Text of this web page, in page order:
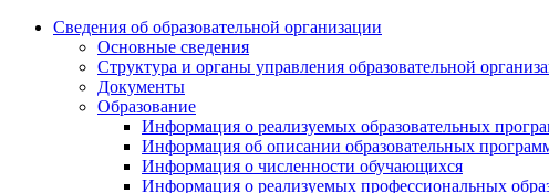
Сведения об образовательной организации
Основные сведения
Структура и органы управления образовательной
Документы
Образование
Информация о реализуемых образовательных
Информация об описании образовательных
Информация о численности обучающихся
Информация о реализуемых профессиональных